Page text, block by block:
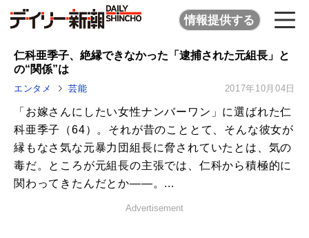
情報提供する
仁科亜季子、絶縁できなかった「逮捕された元組長」と
の“関係”は
エンタメ 芸能 2017年10月04日
「お嫁さんにしたい女性ナンバーワン」に選ばれた仁
科亜季子（64）。それが昔のこととて、そんな彼女が
縁もなさ気な元暴力団組長に脅されていたとは、気の
毒だ。ところが元組長の主張では、仁科から積極的に
関わってきたんだとか――。...
Advertisement